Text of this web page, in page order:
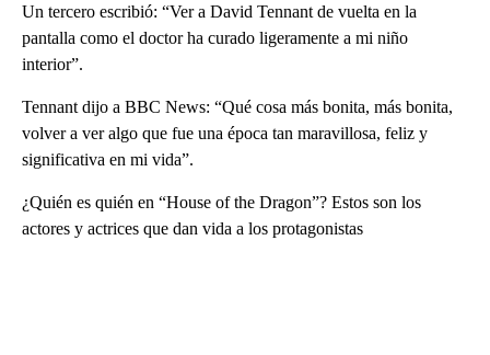
Un tercero escribió: “Ver a David Tennant de vuelta en la
pantalla como el doctor ha curado ligeramente a mi niño
interior”.
Tennant dijo a BBC News: “Qué cosa más bonita, más bonita,
volver a ver algo que fue una época tan maravillosa, feliz y
significativa en mi vida”.
¿Quién es quién en “House of the Dragon”? Estos son los
actores y actrices que dan vida a los protagonistas